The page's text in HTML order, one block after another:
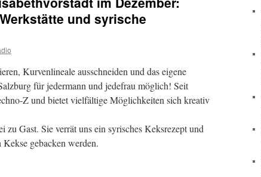
und syrische
Kurvenlineale ausschneiden und das eigene
für jedermann und jedefrau möglich! Seit
Z und bietet vielfältige Möglichkeiten sich kreativ
Gast. Sie verrät uns ein syrisches Keksrezept und
gebacken werden.